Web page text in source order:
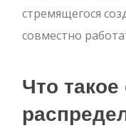
стремящегося
совместно
Что такое